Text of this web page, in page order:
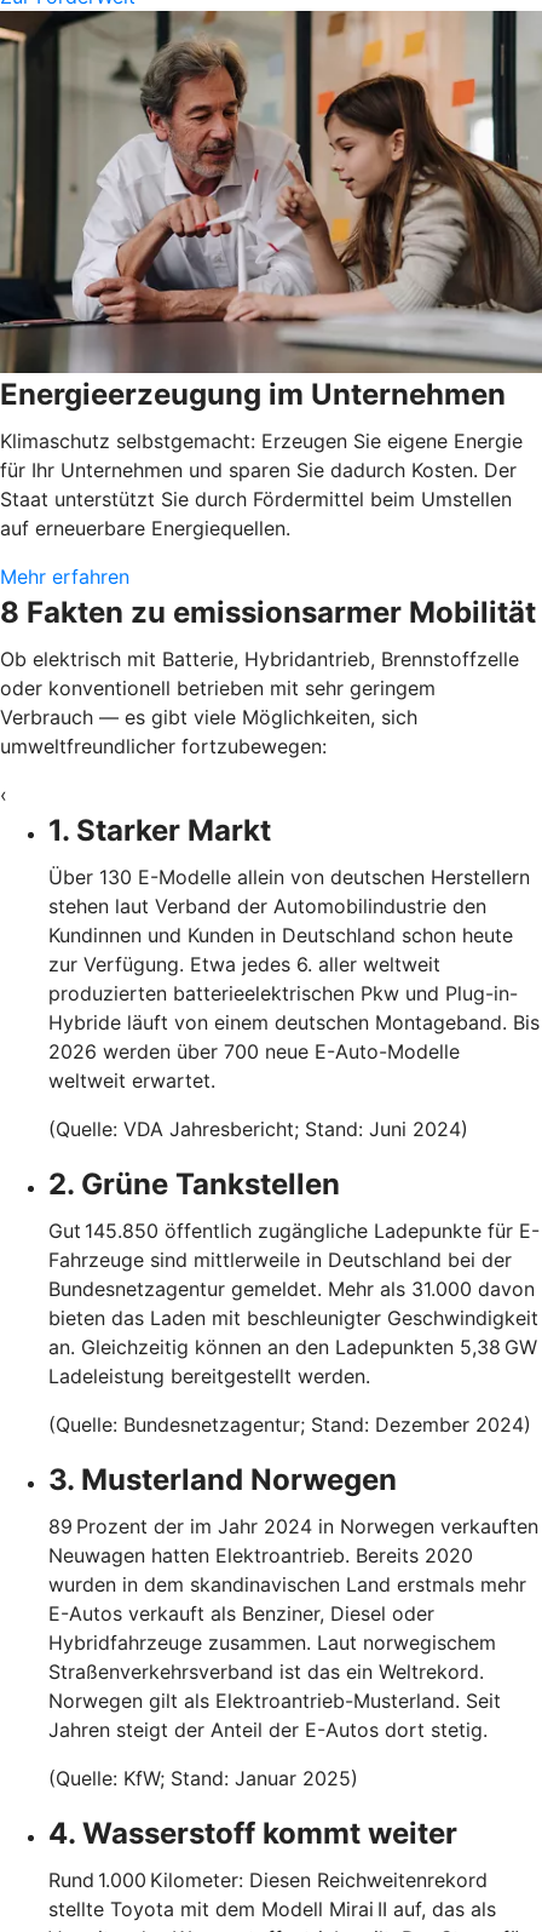
Energieerzeugung im Unternehmen
Klimaschutz selbstgemacht: Erzeugen Sie eigene Energie
für Ihr Unternehmen und sparen Sie dadurch Kosten. Der
Staat unterstützt Sie durch Fördermittel beim Umstellen
auf erneuerbare Energiequellen.
Mehr erfahren
8 Fakten zu emissionsarmer Mobilität
Ob elektrisch mit Batterie, Hybridantrieb, Brennstoffzelle
oder konventionell betrieben mit sehr geringem
Verbrauch — es gibt viele Möglichkeiten, sich
umweltfreundlicher fortzubewegen:
‹
1. Starker Markt
Über 130 E-Modelle allein von deutschen Herstellern
stehen laut Verband der Automobilindustrie den
Kundinnen und Kunden in Deutschland schon heute
zur Verfügung. Etwa jedes 6. aller weltweit
produzierten batterieelektrischen Pkw und Plug-in-
Hybride läuft von einem deutschen Montageband. Bis
2026 werden über 700 neue E-Auto-Modelle
weltweit erwartet.
(Quelle: VDA Jahresbericht; Stand: Juni 2024)
2. Grüne Tankstellen
Gut 145.850 öffentlich zugängliche Ladepunkte für E-
Fahrzeuge sind mittlerweile in Deutschland bei der
Bundesnetzagentur gemeldet. Mehr als 31.000 davon
bieten das Laden mit beschleunigter Geschwindigkeit
an. Gleichzeitig können an den Ladepunkten 5,38 GW
Ladeleistung bereitgestellt werden.
(Quelle: Bundesnetzagentur; Stand: Dezember 2024)
3. Musterland Norwegen
89 Prozent der im Jahr 2024 in Norwegen verkauften
Neuwagen hatten Elektroantrieb. Bereits 2020
wurden in dem skandinavischen Land erstmals mehr
E-Autos verkauft als Benziner, Diesel oder
Hybridfahrzeuge zusammen. Laut norwegischem
Straßenverkehrsverband ist das ein Weltrekord.
Norwegen gilt als Elektroantrieb-Musterland. Seit
Jahren steigt der Anteil der E-Autos dort stetig.
(Quelle: KfW; Stand: Januar 2025)
4. Wasserstoff kommt weiter
Rund 1.000 Kilometer: Diesen Reichweitenrekord
stellte Toyota mit dem Modell Mirai II auf, das als